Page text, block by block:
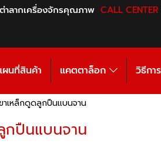
าลากเครื่องจักรคุณภาพ CALL CENTER
ผนที่สินค้า แคตตาล็อก วิธีกา
าเหล็กดูดลูกปืนแบนจาน
กปืนแบนจาน